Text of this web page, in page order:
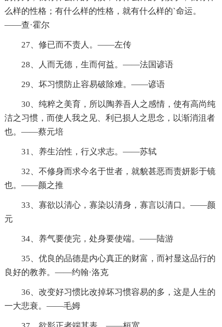
么样的性格；有什么样的性格，就有什么样的`命运。
——查·霍尔
27、修已而不责人。——左传
28、人而无德，生而何益。——法国谚语
29、坏习惯防止容易破除难。——谚语
30、纯粹之美育，所以陶养吾人之感情，使有高尚纯
洁之习惯，而使人我之见、利已损人之思念，以渐消沮者
也。——蔡元培
31、养生治性，行义求志。——苏轼
32、不修身而求今名于世者，就貌甚恶而责妍影于镜
也。——颜之推
33、寡欲以清心，寡染以清身，寡言以清口。——颜
元
34、养气要使完，处身要使端。——陆游
35、优良的品德是内心真正的财富，而衬显这品行的
良好的教养。——约翰·洛克
36、改变好习惯比改掉坏习惯容易的多，这是人生的
一大悲衰。——毛姆